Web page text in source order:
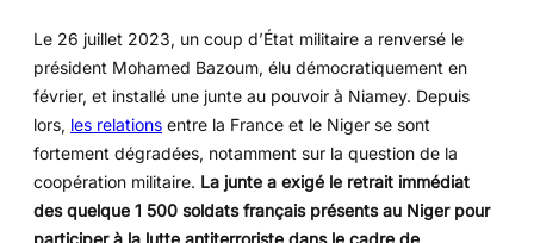
Le 26 juillet 2023, un coup d’État militaire a renversé le
président Mohamed Bazoum, élu démocratiquement en
février, et installé une junte au pouvoir à Niamey. Depuis
lors, les relations entre la France et le Niger se sont
fortement dégradées, notamment sur la question de la
coopération militaire. La junte a exigé le retrait immédiat
des quelque 1 500 soldats français présents au Niger pour